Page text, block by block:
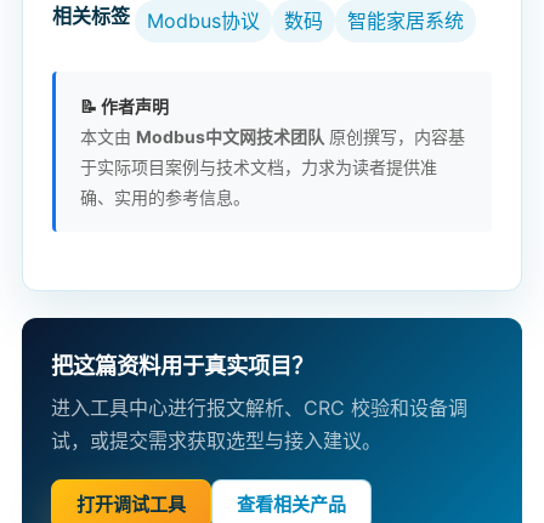
相关标签 Modbus协议 数码 智能家居系统
📝 作者声明
本文由 Modbus中文网技术团队 原创撰写，内容基
于实际项目案例与技术文档，力求为读者提供准
确、实用的参考信息。
把这篇资料用于真实项目？
进入工具中心进行报文解析、CRC 校验和设备调
试，或提交需求获取选型与接入建议。
打开调试工具 查看相关产品